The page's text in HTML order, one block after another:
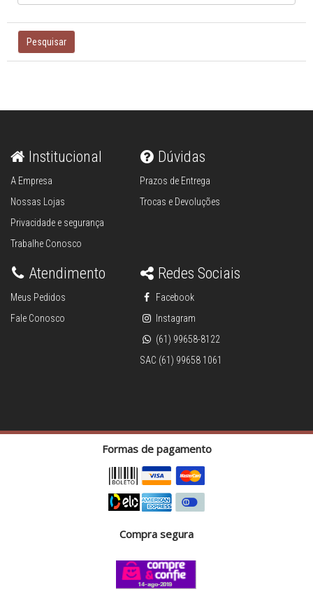
Pesquisar
Institucional
A Empresa
Nossas Lojas
Privacidade e segurança
Trabalhe Conosco
Dúvidas
Prazos de Entrega
Trocas e Devoluções
Atendimento
Meus Pedidos
Fale Conosco
Redes Sociais
Facebook
Instagram
(61) 99658-8122
SAC (61) 99658 1061
Formas de pagamento
Compra segura